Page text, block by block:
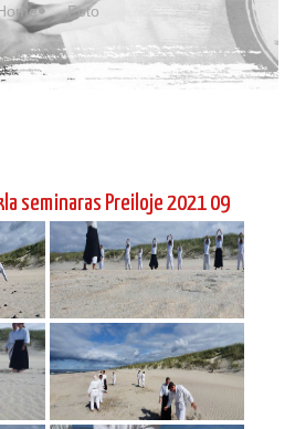
Foto
seminaras Preiloje 2021 09